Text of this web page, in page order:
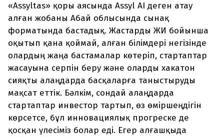
«Assyltas» қоры аясында Assyl AI деген атау
алған жобаны Абай облысында сынақ
форматында бастадық. Жастарды ЖИ бойынша
оқытып қана қоймай, алған білімдері негізінде
олардың жаңа бастамалар көтеріп, стартаптар
жасауына серпін беру және оларды хакатон
сияқты алаңдарда басқаларға таныстыруды
мақсат еттік. Бәлкім, сондай алаңдарда
стартаптар инвестор тартып, өз өміршеңдігін
көрсетсе, бұл инновациялық прогреске де
қосқан үлесіміз болар еді. Егер алғашқыда